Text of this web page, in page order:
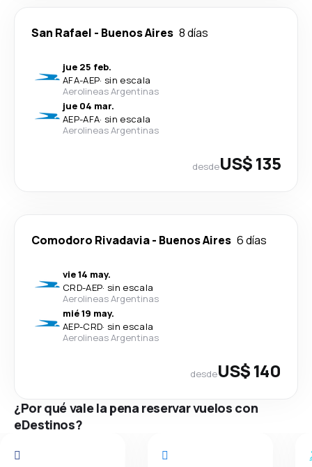
San Rafael - Buenos Aires 8 días
jue 25 feb.
AFA-AEP· sin escala
Aerolineas Argentinas
jue 04 mar.
AEP-AFA· sin escala
Aerolineas Argentinas
desdeUS$ 135
Comodoro Rivadavia- Buenos Aires 6 días
vie 14 may.
CRD-AEP· sin escala
Aerolineas Argentinas
mié 19 may.
AEP-CRD· sin escala
Aerolineas Argentinas
desdeUS$ 140
¿Por qué vale la pena reservar vuelos con
eDestinos?